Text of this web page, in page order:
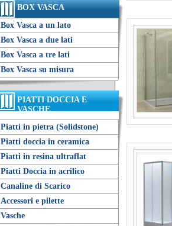
BOX VASCA
Box Vasca a un lato
Box Vasca a due lati
Box Vasca a tre lati
Box Vasca su misura
PIATTI DOCCIA E
VASCHE
Piatti in pietra (Solidstone)
Piatti doccia in ceramica
Piatti in resina ultraflat
Piatti Doccia in acrilico
Canaline di Scarico
Accessori e pilette
Vasche